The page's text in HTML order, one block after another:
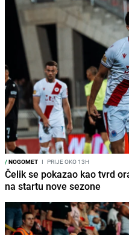
/NOGOMET I PRIJE OKO 13H
Čelik se pokazao kao tvrd
na startu nove sezone